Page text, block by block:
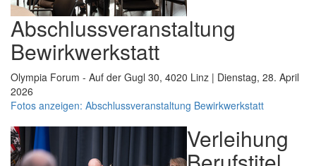
Abschlussveranstaltung
Bewirkwerkstatt
Olympia Forum - Auf der Gugl 30, 4020 Linz | Dienstag, 28. April
2026
Fotos anzeigen: Abschlussveranstaltung Bewirkwerkstatt
Verleihung